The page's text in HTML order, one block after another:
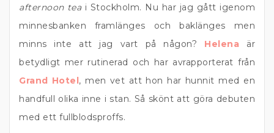
afternoon teai Stockholm. Nu har jag gått igenom
minnesbanken framlänges och baklänges men
minns inte att jag vart på någon? Helena är
betydligt mer rutinerad och har avrapporterat från
Grand Hotel, men vet att hon har hunnit med en
handfull olika inne i stan. Så skönt att göra debuten
med ett fullblodsproffs.